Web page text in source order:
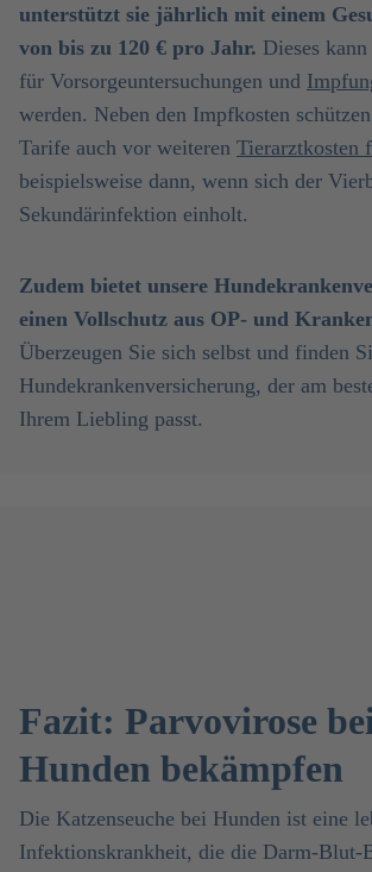
unterstützt sie jährlich mit einem
von bis zu 120 € pro Jahr. Dieses
für Vorsorgeuntersuchungen und
werden. Neben den Impfkosten
Tarife auch vor weiteren Tierarztkosten
beispielsweise dann, wenn sich der
Sekundärinfektion einholt.
Zudem bietet unsere
einen Vollschutz aus OP- und
Überzeugen Sie sich selbst und finden
Hundekrankenversicherung, der am
Ihrem Liebling passt.
Fazit: Parvovirose bei
Hunden bekämpfen
Die Katzenseuche bei Hunden ist eine
Infektionskrankheit, die die Darm-Blut-